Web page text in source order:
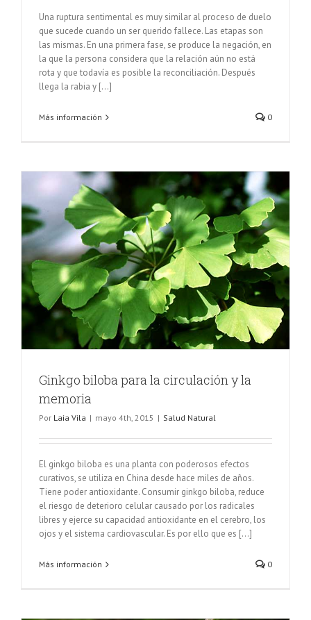
Una ruptura sentimental es muy similar al proceso de duelo
que sucede cuando un ser querido fallece. Las etapas son
las mismas. En una primera fase, se produce la negación, en
la que la persona considera que la relación aún no está
rota y que todavía es posible la reconciliación. Después
llega la rabia y [...]
Más información 0
Ginkgo biloba para la circulación y la
memoria
Por Laia Vila | mayo 4th, 2015 | Salud Natural
El ginkgo biloba es una planta con poderosos efectos
curativos, se utiliza en China desde hace miles de años.
Tiene poder antioxidante. Consumir ginkgo biloba, reduce
el riesgo de deterioro celular causado por los radicales
libres y ejerce su capacidad antioxidante en el cerebro, los
ojos y el sistema cardiovascular. Es por ello que es [...]
Más información 0